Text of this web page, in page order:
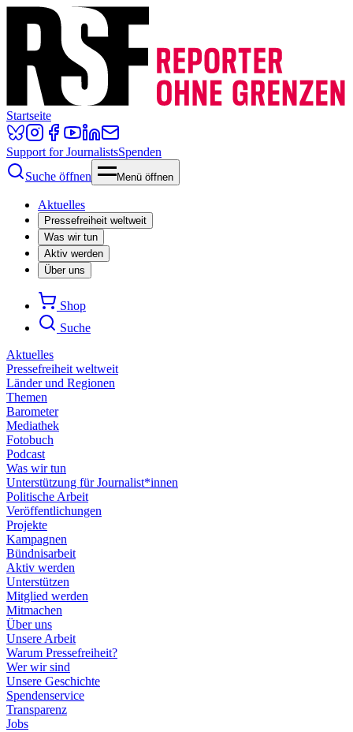
Startseite
Support for JournalistsSpenden
Suche öffnen
Menü öffnen
Aktuelles
Pressefreiheit weltweit
Was wir tun
Aktiv werden
Über uns
Shop
Suche
Aktuelles
Pressefreiheit weltweit
Länder und Regionen
Themen
Barometer
Mediathek
Fotobuch
Podcast
Was wir tun
Unterstützung für Journalist*innen
Politische Arbeit
Veröffentlichungen
Projekte
Kampagnen
Bündnisarbeit
Aktiv werden
Unterstützen
Mitglied werden
Mitmachen
Über uns
Unsere Arbeit
Warum Pressefreiheit?
Wer wir sind
Unsere Geschichte
Spendenservice
Transparenz
Jobs